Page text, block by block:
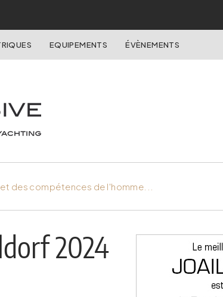
EQUIPEMENTS ÉVÈNEMENTS
des compétences de l'homme...
2024